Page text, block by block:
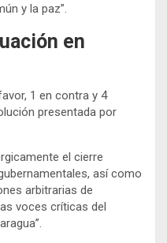
y la paz”.
en
1 en contra y 4
presentada por
el cierre
así como
arbitrarias de
voces críticas del